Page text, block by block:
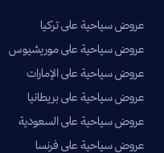
عروض سياحية على تركيا
عروض سياحية على موريشيوس
عروض سياحية على الإمارات
عروض سياحية على بريطانيا
عروض سياحية على السعودية
عروض سياحية على فرنسا